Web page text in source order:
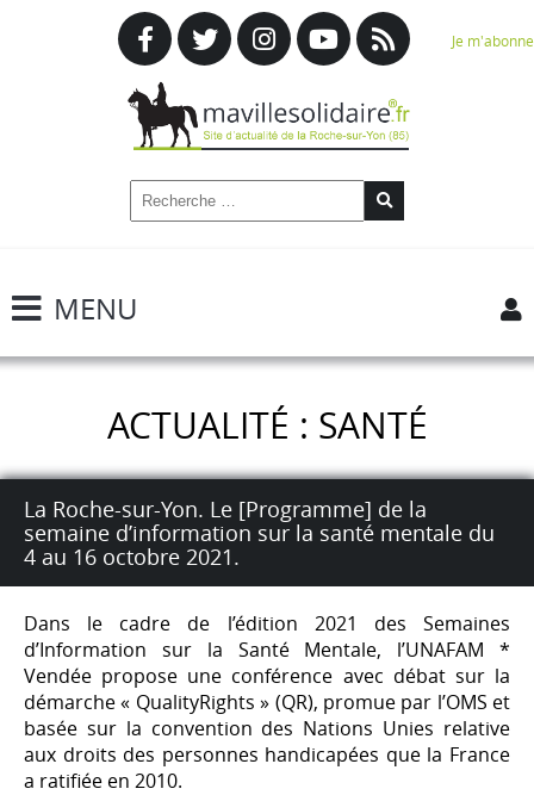
Je m'abonne
MENU
ACTUALITÉ : SANTÉ
La Roche-sur-Yon. Le [Programme] de la
semaine d’information sur la santé mentale du
4 au 16 octobre 2021.
Dans le cadre de l’édition 2021 des Semaines
d’Information sur la Santé Mentale, l’UNAFAM *
Vendée propose une conférence avec débat sur la
démarche « QualityRights » (QR), promue par l’OMS et
basée sur la convention des Nations Unies relative
aux droits des personnes handicapées que la France
a ratifiée en 2010.